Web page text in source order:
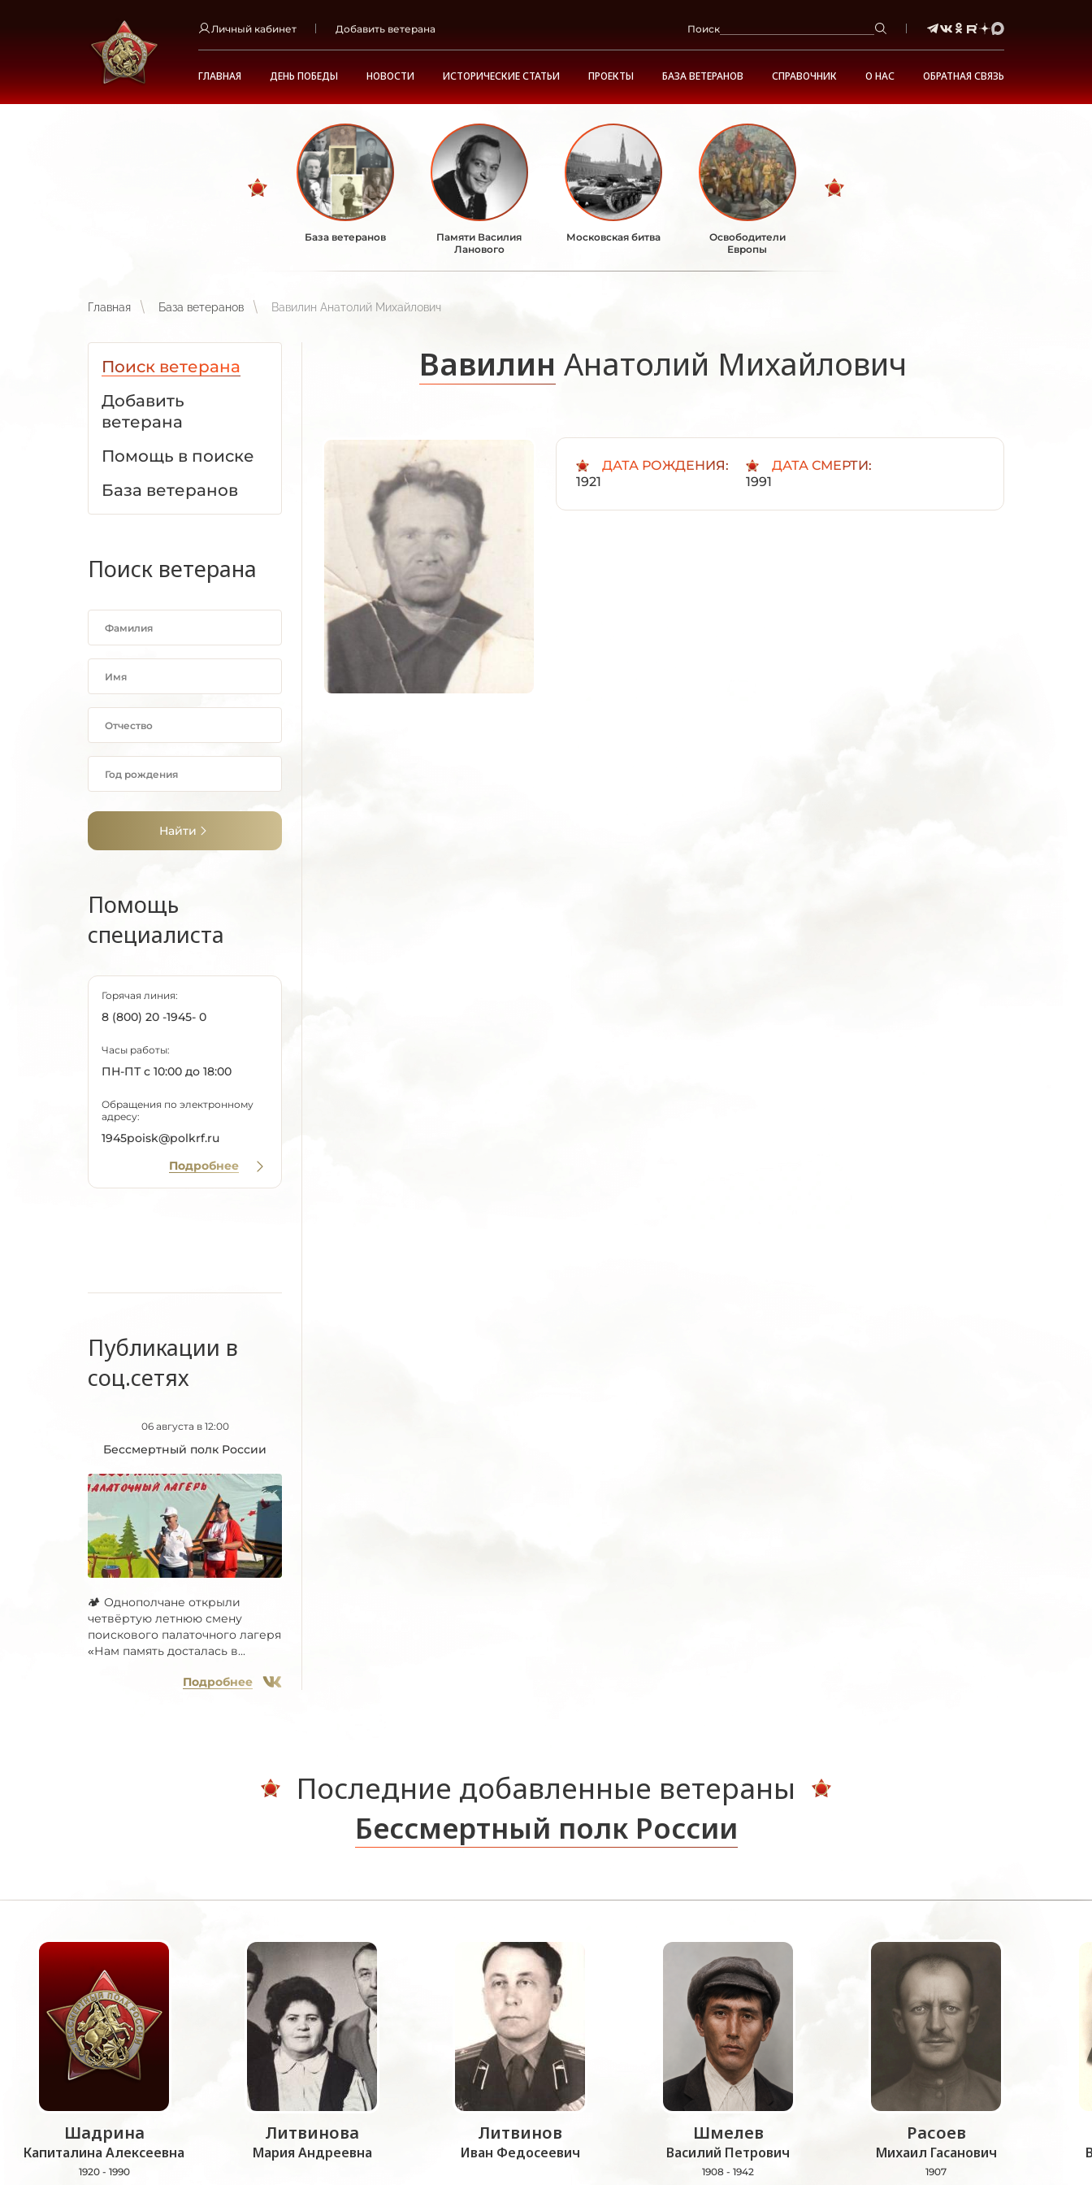
Личный кабинет Добавить ветерана Поиск
ГЛАВНАЯ ДЕНЬ ПОБЕДЫ НОВОСТИ ИСТОРИЧЕСКИЕ СТАТЬИ ПРОЕКТЫ БАЗА ВЕТЕРАНОВ СПРАВОЧНИК О НАС ОБРАТНАЯ СВЯЗЬ
База ветеранов
Памяти Василия
Ланового
Московская битва
Освободители
Европы
Главная База ветеранов Вавилин Анатолий Михайлович
Поиск ветерана
Добавить
ветерана
Помощь в поиске
База ветеранов
Поиск ветерана
Найти
Помощь
специалиста
Горячая линия:
8 (800) 20 -1945- 0
Часы работы:
ПН-ПТ с 10:00 до 18:00
Обращения по электронному
адресу:
1945poisk@polkrf.ru
Подробнее
Публикации в
соц.сетях
06 августа в 12:00
Бессмертный полк России
🏕 Однополчане открыли
четвёртую летнюю смену
поискового палаточного лагеря
«Нам память досталась в...
Подробнее
Вавилин Анатолий Михайлович
ДАТА РОЖДЕНИЯ:
1921
ДАТА СМЕРТИ:
1991
Последние добавленные ветераны
Бессмертный полк России
Шадрина
Капиталина Алексеевна
1920 - 1990
Литвинова
Мария Андреевна
Литвинов
Иван Федосеевич
Шмелев
Василий Петрович
1908 - 1942
Расоев
Михаил Гасанович
1907